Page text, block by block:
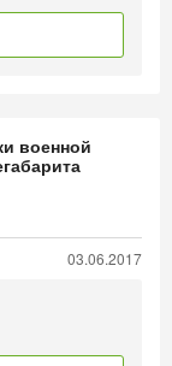
военной
03.06.2017